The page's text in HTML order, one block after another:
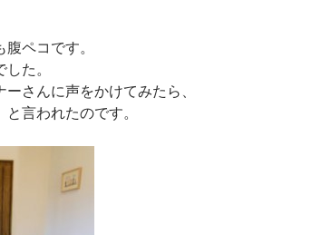
ペコです。
た。
さんに声をかけてみたら、
と言われたのです。